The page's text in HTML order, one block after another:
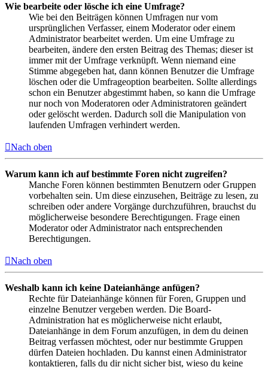
Wie bearbeite oder lösche ich eine Umfrage?
Wie bei den Beiträgen können Umfragen nur vom
ursprünglichen Verfasser, einem Moderator oder einem
Administrator bearbeitet werden. Um eine Umfrage zu
bearbeiten, ändere den ersten Beitrag des Themas; dieser ist
immer mit der Umfrage verknüpft. Wenn niemand eine
Stimme abgegeben hat, dann können Benutzer die Umfrage
löschen oder die Umfrageoption bearbeiten. Sollte allerdings
schon ein Benutzer abgestimmt haben, so kann die Umfrage
nur noch von Moderatoren oder Administratoren geändert
oder gelöscht werden. Dadurch soll die Manipulation von
laufenden Umfragen verhindert werden.
Nach oben
Warum kann ich auf bestimmte Foren nicht zugreifen?
Manche Foren können bestimmten Benutzern oder Gruppen
vorbehalten sein. Um diese einzusehen, Beiträge zu lesen, zu
schreiben oder andere Vorgänge durchzuführen, brauchst du
möglicherweise besondere Berechtigungen. Frage einen
Moderator oder Administrator nach entsprechenden
Berechtigungen.
Nach oben
Weshalb kann ich keine Dateianhänge anfügen?
Rechte für Dateianhänge können für Foren, Gruppen und
einzelne Benutzer vergeben werden. Die Board-
Administration hat es möglicherweise nicht erlaubt,
Dateianhänge in dem Forum anzufügen, in dem du deinen
Beitrag verfassen möchtest, oder nur bestimmte Gruppen
dürfen Dateien hochladen. Du kannst einen Administrator
kontaktieren, falls du dir nicht sicher bist, wieso du keine